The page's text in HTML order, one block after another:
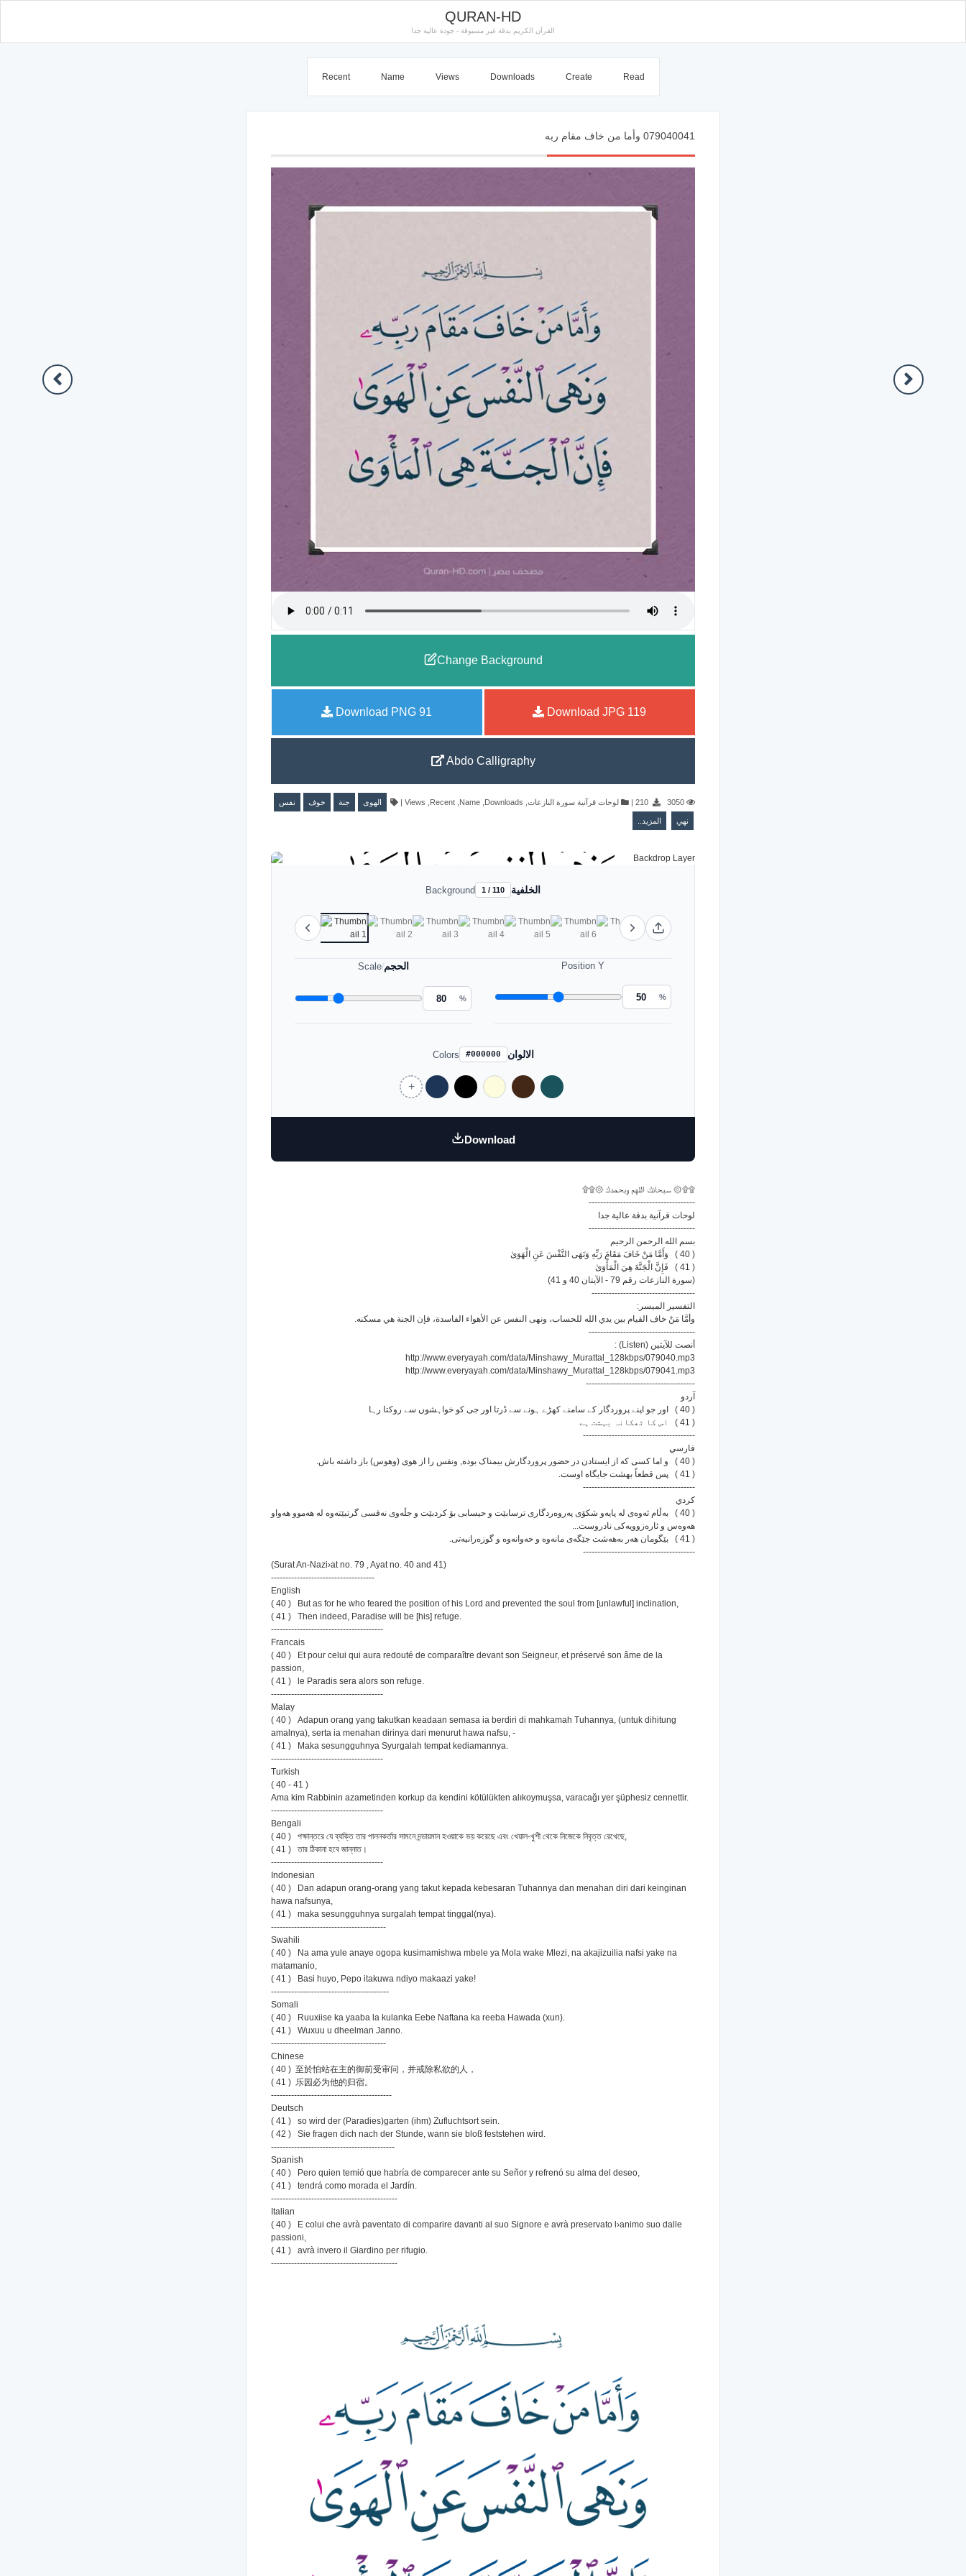
QURAN-HD
القرآن الكريم بدقة غير مسبوقة - جودة عالية جدا
Recent Name Views Downloads Create Read
079040041 وأما من خاف مقام ربه
Change Background
Download JPG 119
Download PNG 91
Abdo Calligraphy
| لوحات قرآنية سورة النازعات Downloads
Name
Recent
Views
| الهوى جنة خوف نفس
نهي المزيد..
Background 1 / 110 الخلفية
Scale/الحجم
%
Position Y
%
Colors #000000 الالوان
Download
۩۩۞ سبحانك اللهم وبحمدك ۞۩۩
-------------------------------------
لوحات قرآنية بدقة عالية جدا
-------------------------------------
بسم الله الرحمن الرحيم
( 40 ) وَأَمَّا مَنْ خَافَ مَقَامَ رَبِّهِ وَنَهَى النَّفْسَ عَنِ الْهَوَىٰ
( 41 ) فَإِنَّ الْجَنَّةَ هِيَ الْمَأْوَىٰ
(سورة النازعات رقم 79 - الآيتان 40 و 41)
------------------------------------
التفسير الميسر:
وأمَّا مَنْ خاف القيام بين يدي الله للحساب، ونهى النفس عن الأهواء الفاسدة، فإن الجنة هي مسكنه.
-------------------------------------
أنصت للآيتين (Listen) :
http://www.everyayah.com/data/Minshawy_Murattal_128kbps/079040.mp3
http://www.everyayah.com/data/Minshawy_Murattal_128kbps/079041.mp3
--------------------------------------
آردو
( 40 ) اور جو اپنے پروردگار کے سامنے کھڑے ہونے سے ڈرتا اور جی کو خواہشوں سے روکتا رہا
( 41 ) اس کا ٹھکانہ بہشت ہے
---------------------------------------
فارسي
( 40 ) و اما کسی که از ایستادن در حضور پروردگارش بیمناک بوده, ونفس را از هوی (وهوس) باز داشته باش.
( 41 ) پس قطعاً بهشت جایگاه اوست.
---------------------------------------
كردي
( 40 ) به‌ڵام ئه‌وه‌ی له پایه‌و شکۆی په‌روه‌ردگاری ترسابێت و حیسابی بۆ کردبێت و جڵه‌وی نه‌فسی گرتبێته‌وه له هه‌موو هه‌واو
هه‌وه‌س و ئاره‌زوویه‌کی نادروست...
( 41 ) بێگومان هه‌ر به‌هه‌شت جێگه‌ی مانه‌وه و حه‌وانه‌وه و گوزه‌رانیه‌تی.
---------------------------------------
(Surat An-Nazi›at no. 79 , Ayat no. 40 and 41)
------------------------------------
English
( 40 ) But as for he who feared the position of his Lord and prevented the soul from [unlawful] inclination,
( 41 ) Then indeed, Paradise will be [his] refuge.
---------------------------------------
Francais
( 40 ) Et pour celui qui aura redouté de comparaître devant son Seigneur, et préservé son âme de la
passion,
( 41 ) le Paradis sera alors son refuge.
---------------------------------------
Malay
( 40 ) Adapun orang yang takutkan keadaan semasa ia berdiri di mahkamah Tuhannya, (untuk dihitung
amalnya), serta ia menahan dirinya dari menurut hawa nafsu, -
( 41 ) Maka sesungguhnya Syurgalah tempat kediamannya.
---------------------------------------
Turkish
( 40 - 41 )
Ama kim Rabbinin azametinden korkup da kendini kötülükten alıkoymuşsa, varacağı yer şüphesiz cennettir.
---------------------------------------
Bengali
( 40 ) পক্ষান্তরে যে ব্যক্তি তার পালনকর্তার সামনে দন্ডায়মান হওয়াকে ভয় করেছে এবং খেয়াল-খুশী থেকে নিজেকে নিবৃত্ত রেখেছে,
( 41 ) তার ঠিকানা হবে জান্নাত।
---------------------------------------
Indonesian
( 40 ) Dan adapun orang-orang yang takut kepada kebesaran Tuhannya dan menahan diri dari keinginan
hawa nafsunya,
( 41 ) maka sesungguhnya surgalah tempat tinggal(nya).
----------------------------------------
Swahili
( 40 ) Na ama yule anaye ogopa kusimamishwa mbele ya Mola wake Mlezi, na akajizuilia nafsi yake na
matamanio,
( 41 ) Basi huyo, Pepo itakuwa ndiyo makaazi yake!
-----------------------------------------
Somali
( 40 ) Ruuxiise ka yaaba la kulanka Eebe Naftana ka reeba Hawada (xun).
( 41 ) Wuxuu u dheelman Janno.
----------------------------------------
Chinese
( 40 ) 至於怕站在主的御前受审问，并戒除私欲的人，
( 41 ) 乐园必为他的归宿。
------------------------------------------
Deutsch
( 41 ) so wird der (Paradies)garten (ihm) Zufluchtsort sein.
( 42 ) Sie fragen dich nach der Stunde, wann sie bloß feststehen wird.
-------------------------------------------
Spanish
( 40 ) Pero quien temió que habría de comparecer ante su Señor y refrenó su alma del deseo,
( 41 ) tendrá como morada el Jardín.
--------------------------------------------
Italian
( 40 ) E colui che avrà paventato di comparire davanti al suo Signore e avrà preservato l›animo suo dalle
passioni,
( 41 ) avrà invero il Giardino per rifugio.
--------------------------------------------